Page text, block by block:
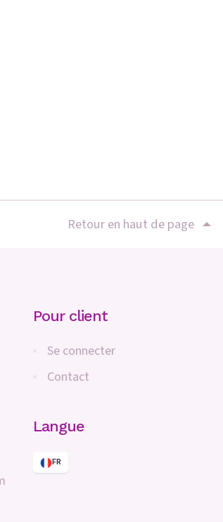
Retour en haut de page
Pour client
Se connecter
Contact
Langue
FR